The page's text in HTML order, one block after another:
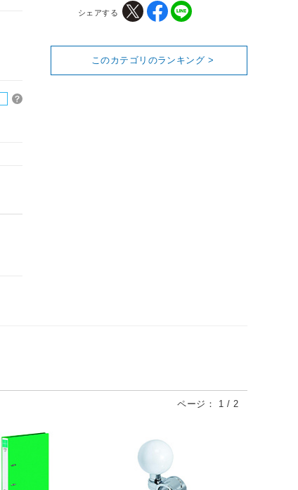
シェアする
このカテゴリのランキング >
ページ： 1 / 2